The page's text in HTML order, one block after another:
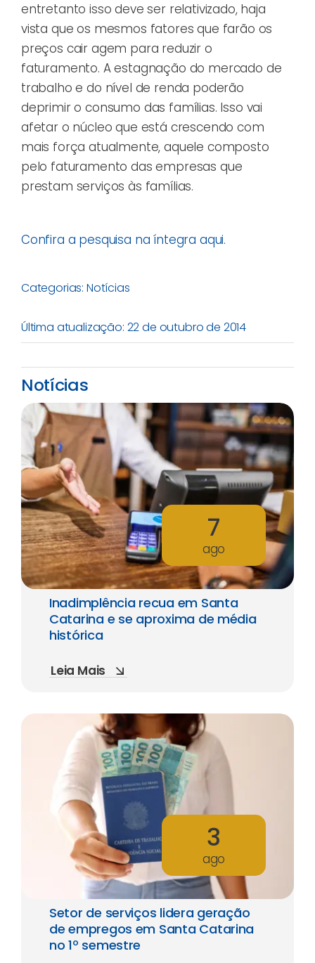
entretanto isso deve ser relativizado, haja
vista que os mesmos fatores que farão os
preços cair agem para reduzir o
faturamento. A estagnação do mercado de
trabalho e do nível de renda poderão
deprimir o consumo das famílias. Isso vai
afetar o núcleo que está crescendo com
mais força atualmente, aquele composto
pelo faturamento das empresas que
prestam serviços às famílias.
Confira a pesquisa na íntegra aqui.
Categorias: Notícias
Última atualização: 22 de outubro de 2014
Notícias
7
ago
Inadimplência recua em Santa
Catarina e se aproxima de média
histórica
Leia Mais
3
ago
Setor de serviços lidera geração
de empregos em Santa Catarina
no 1º semestre